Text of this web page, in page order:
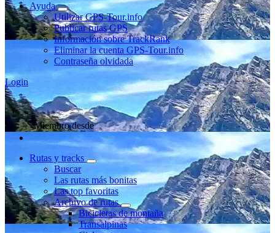
Ayuda
Utilizar GPS-Tour.info
Publicar rutas GPS
Información sobre TrackRank
Eliminar la cuenta GPS-Tour.info
Contraseña olvidada
Login
Miembro desde
Rutas y tracks
Buscar
Las rutas más bonitas
Las top favoritas
Archivo de rutas
Bicicletas de montaña
Transalpinas